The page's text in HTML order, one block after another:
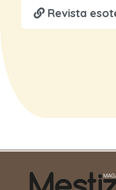
Revista